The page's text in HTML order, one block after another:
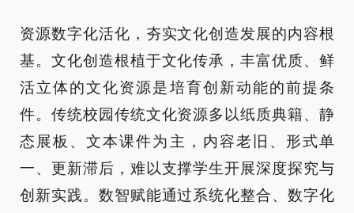
资源数字化活化，夯实文化创造发展的内容根
基。文化创造根植于文化传承，丰富优质、鲜
活立体的文化资源是培育创新动能的前提条
件。传统校园传统文化资源多以纸质典籍、静
态展板、文本课件为主，内容老旧、形式单
一、更新滞后，难以支撑学生开展深度探究与
创新实践。数智赋能通过系统化整合、数字化